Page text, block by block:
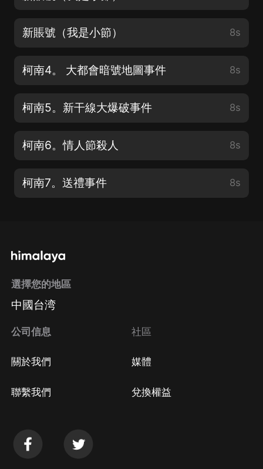
新賬號（我是小節） 8s
柯南4。 大都會暗號地圖事件 8s
柯南5。新干線大爆破事件 8s
柯南6。情人節殺人 8s
柯南7。送禮事件 8s
選擇您的地區
中國台湾
公司信息
關於我們
聯繫我們
社區
媒體
兌換權益